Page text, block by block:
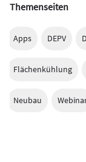
Themenseiten
Apps DEPV
Flächenkühlung
Neubau